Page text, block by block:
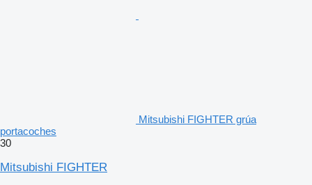
Mitsubishi FIGHTER grúa
portacoches
30
Mitsubishi FIGHTER